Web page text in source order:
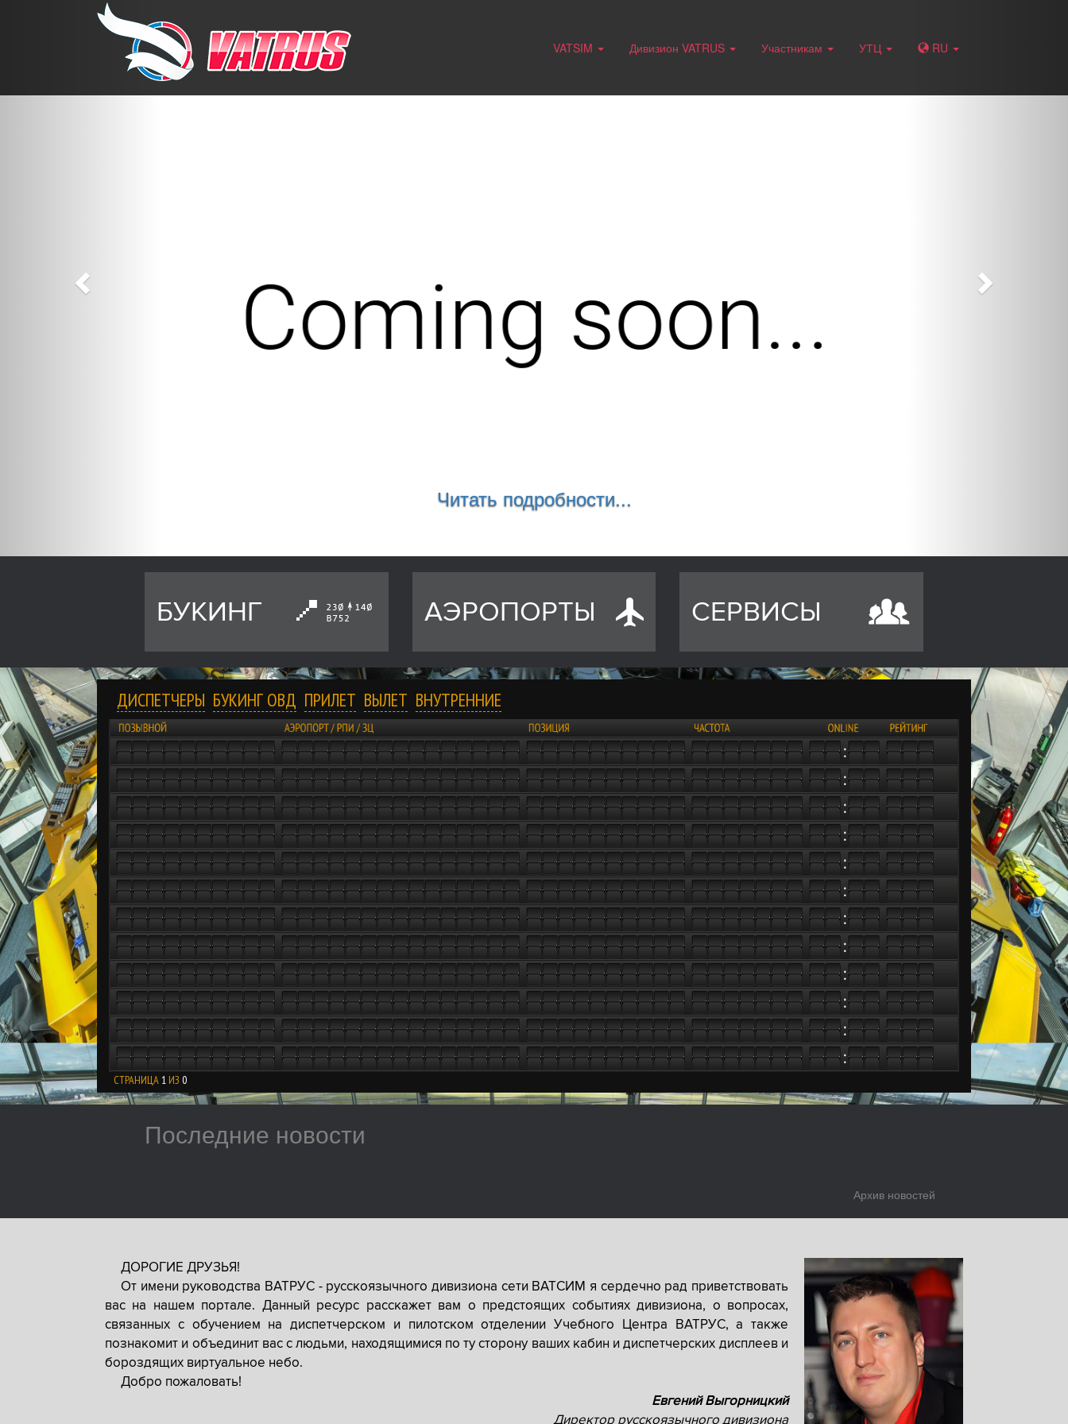
VATSIM Дивизион VATRUS Участникам УТЦ RU
Читать подробности...
Previous
БУКИНГ АЭРОПОРТЫ СЕРВИСЫ
ДИСПЕТЧЕРЫ БУКИНГ ОВД ПРИЛЕТ ВЫЛЕТ ВНУТРЕННИЕ
СТРАНИЦА 1 ИЗ 0
Последние новости
Архив новостей
ДОРОГИЕ ДРУЗЬЯ!
От имени руководства ВАТРУС - русскоязычного дивизиона сети ВАТСИМ я сердечно рад приветствовать
вас на нашем портале. Данный ресурс расскажет вам о предстоящих событиях дивизиона, о вопросах,
связанных с обучением на диспетчерском и пилотском отделении Учебного Центра ВАТРУС, а также
познакомит и объединит вас с людьми, находящимися по ту сторону ваших кабин и диспетчерских дисплеев и
бороздящих виртуальное небо.
Добро пожаловать!
Евгений Выгорницкий
Директор русскоязычного дивизиона